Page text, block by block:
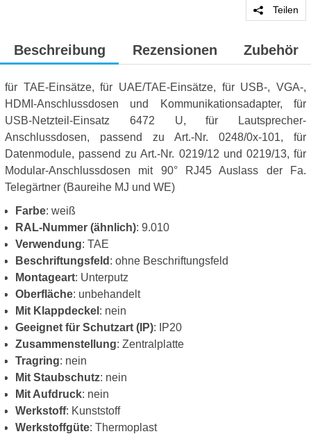
Teilen
Beschreibung Rezensionen Zubehör
für TAE-Einsätze, für UAE/TAE-Einsätze, für USB-, VGA-,
HDMI-Anschlussdosen und Kommunikationsadapter, für
USB-Netzteil-Einsatz 6472 U, für Lautsprecher-
Anschlussdosen, passend zu Art.-Nr. 0248/0x-101, für
Datenmodule, passend zu Art.-Nr. 0219/12 und 0219/13, für
Modular-Anschlussdosen mit 90° RJ45 Auslass der Fa.
Telegärtner (Baureihe MJ und WE)
Farbe: weiß
RAL-Nummer (ähnlich): 9.010
Verwendung: TAE
Beschriftungsfeld : ohne Beschriftungsfeld
Montageart: Unterputz
Oberfläche: unbehandelt
Mit Klappdeckel : nein
Geeignet für Schutzart (IP): IP20
Zusammenstellung: Zentralplatte
Tragring: nein
Mit Staubschutz: nein
Mit Aufdruck: nein
Werkstoff: Kunststoff
Werkstoffgüte: Thermoplast